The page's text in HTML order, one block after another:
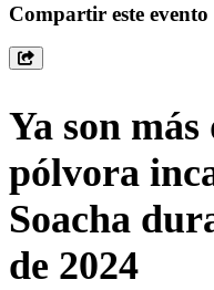
Compartir este evento
Ya son más
pólvora
Soacha
de 2024